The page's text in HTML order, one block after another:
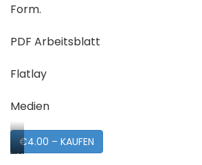
Form.
PDF Arbeitsblatt
Flatlay
Medien
€4.00 – KAUFEN
Vorschau